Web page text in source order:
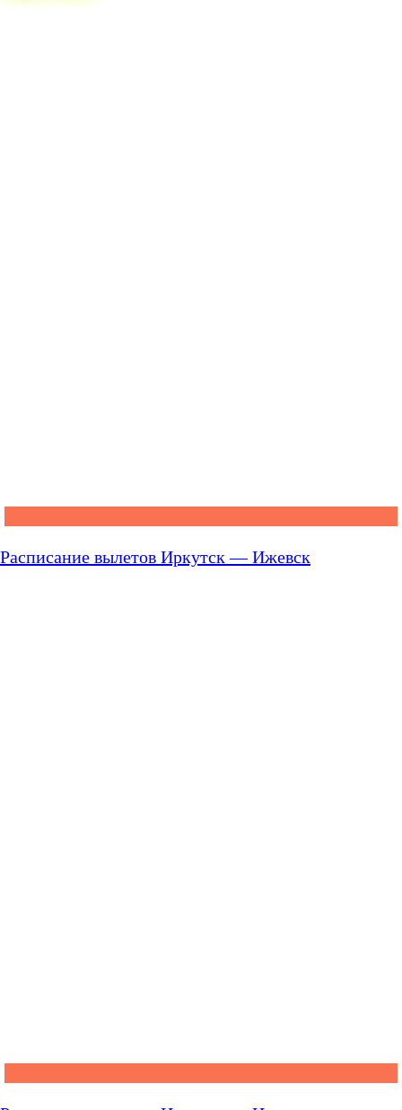
Расписание вылетов Иркутск — Ижевск